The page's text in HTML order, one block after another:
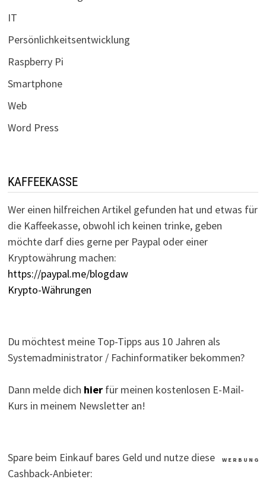
IT
Persönlichkeitsentwicklung
Raspberry Pi
Smartphone
Web
Word Press
KAFFEEKASSE
Wer einen hilfreichen Artikel gefunden hat und etwas für
die Kaffeekasse, obwohl ich keinen trinke, geben
möchte darf dies gerne per Paypal oder einer
Kryptowährung machen:
https://paypal.me/blogdaw
Krypto-Währungen
Du möchtest meine Top-Tipps aus 10 Jahren als
Systemadministrator / Fachinformatiker bekommen?
Dann melde dich hierfür meinen kostenlosen E-Mail-
Kurs in meinem Newsletter an!
W E R B U N G
Spare beim Einkauf bares Geld und nutze diese
Cashback-Anbieter: